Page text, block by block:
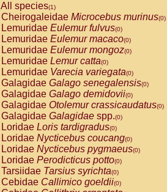
All species(1)
Cheirogaleidae Microcebus murinus(0)
Lemuridae Eulemur fulvus(0)
Lemuridae Eulemur macaco(0)
Lemuridae Eulemur mongoz(0)
Lemuridae Lemur catta(0)
Lemuridae Varecia variegata(0)
Galagidae Galago senegalensis(0)
Galagidae Galago demidovii(0)
Galagidae Otolemur crassicaudatus(0)
Galagidae Galagidae spp.(0)
Loridae Loris tardigradus(0)
Loridae Nycticebus coucang(0)
Loridae Nycticebus pygmaeus(0)
Loridae Perodicticus potto(0)
Tarsiidae Tarsius syrichta(0)
Cebidae Callimico goeldii(0)